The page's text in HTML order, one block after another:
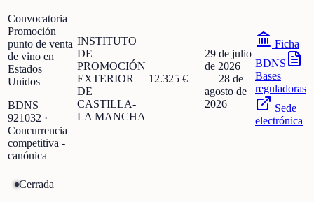
Convocatoria
Promoción
punto de venta
de vino en
Estados
Unidos
BDNS
921032 ·
Concurrencia
competitiva -
canónica
INSTITUTO
DE
PROMOCIÓN
EXTERIOR
DE
CASTILLA-
LA MANCHA
12.325 €
29 de julio
de 2026
— 28 de
agosto de
2026
Ficha
BDNS
Bases
reguladoras
Sede
electrónica
Cerrada